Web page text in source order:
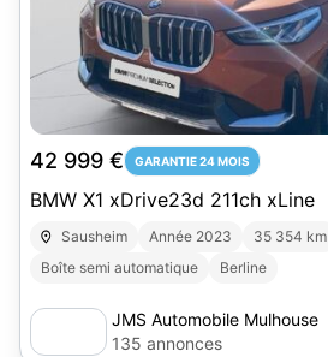
42 999 € GARANTIE 24 MOIS
BMW X1 xDrive23d 211ch xLine
Sausheim Année 2023 35 354 km
Boîte semi automatique
Berline
JMS Automobile Mulhouse
135 annonces